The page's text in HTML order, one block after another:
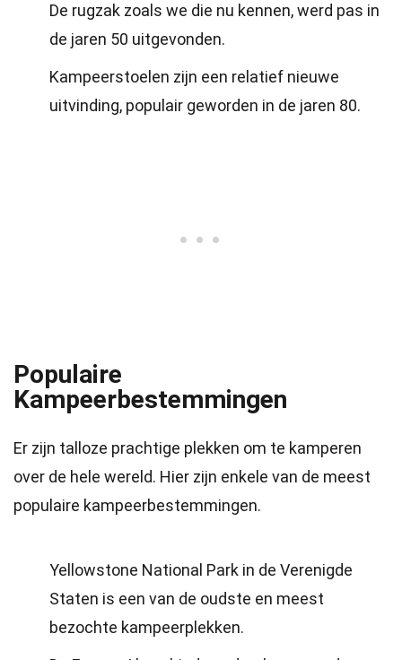
De rugzak zoals we die nu kennen, werd pas in
de jaren 50 uitgevonden.
Kampeerstoelen zijn een relatief nieuwe
uitvinding, populair geworden in de jaren 80.
Populaire
Kampeerbestemmingen
Er zijn talloze prachtige plekken om te kamperen
over de hele wereld. Hier zijn enkele van de meest
populaire kampeerbestemmingen.
Yellowstone National Park in de Verenigde
Staten is een van de oudste en meest
bezochte kampeerplekken.